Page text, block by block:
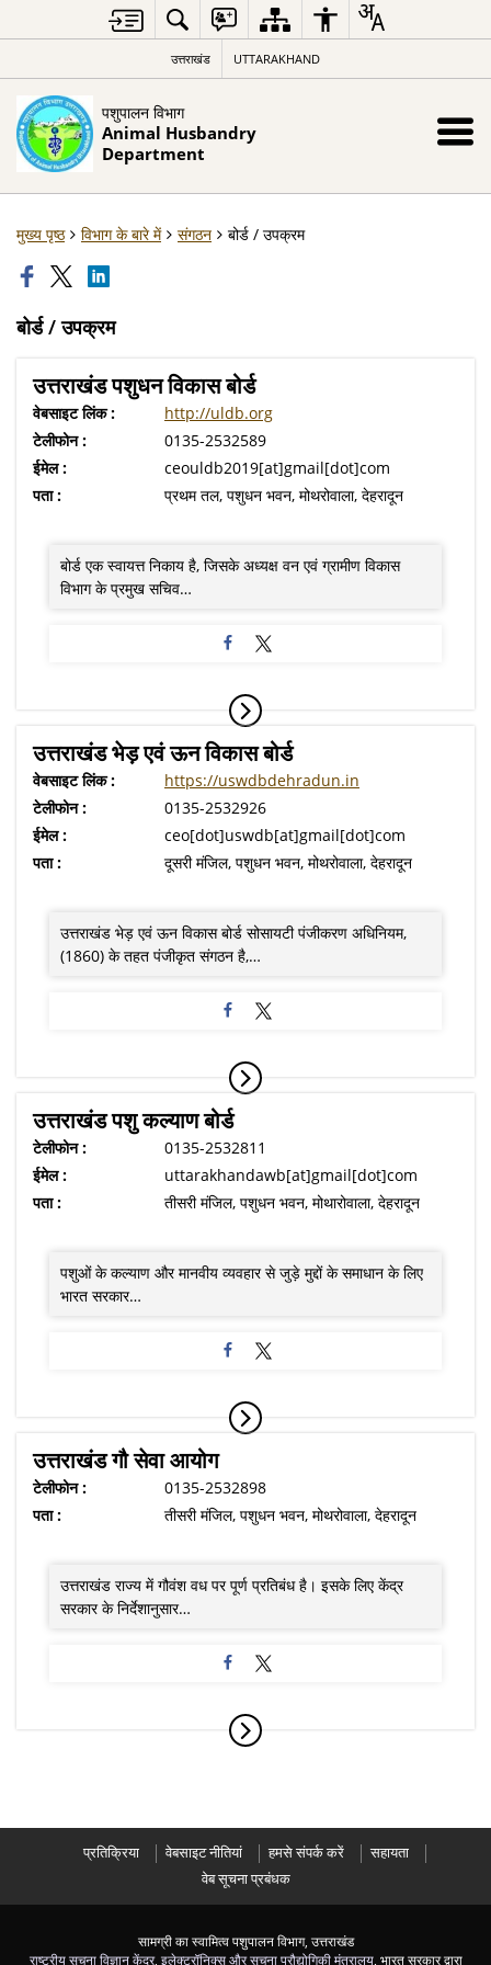
उत्तराखंड UTTARAKHAND
पशुपालन विभाग
Animal Husbandry
Department
मुख्य पृष्ठ विभाग के बारे में संगठन बोर्ड / उपक्रम
बोर्ड / उपक्रम
उत्तराखंड पशुधन विकास बोर्ड
वेबसाइट लिंक :
http://uldb.org
टेलीफोन :
0135-2532589
ईमेल :
ceouldb2019[at]gmail[dot]com
पता :
प्रथम तल, पशुधन भवन, मोथरोवाला, देहरादून
बोर्ड एक स्वायत्त निकाय है, जिसके अध्यक्ष वन एवं ग्रामीण विकास
विभाग के प्रमुख सचिव…
उत्तराखंड भेड़ एवं ऊन विकास बोर्ड
वेबसाइट लिंक :
https://uswdbdehradun.in
टेलीफोन :
0135-2532926
ईमेल :
ceo[dot]uswdb[at]gmail[dot]com
पता :
दूसरी मंजिल, पशुधन भवन, मोथरोवाला, देहरादून
उत्तराखंड भेड़ एवं ऊन विकास बोर्ड सोसायटी पंजीकरण अधिनियम,
(1860) के तहत पंजीकृत संगठन है,…
उत्तराखंड पशु कल्याण बोर्ड
टेलीफोन :
0135-2532811
ईमेल :
uttarakhandawb[at]gmail[dot]com
पता :
तीसरी मंजिल, पशुधन भवन, मोथारोवाला, देहरादून
पशुओं के कल्याण और मानवीय व्यवहार से जुड़े मुद्दों के समाधान के लिए
भारत सरकार…
उत्तराखंड गौ सेवा आयोग
टेलीफोन :
0135-2532898
पता :
तीसरी मंजिल, पशुधन भवन, मोथरोवाला, देहरादून
उत्तराखंड राज्य में गौवंश वध पर पूर्ण प्रतिबंध है। इसके लिए केंद्र
सरकार के निर्देशानुसार…
प्रतिक्रिया वेबसाइट नीतियां हमसे संपर्क करें
सहायता
वेब सूचना प्रबंधक
सामग्री का स्वामित्व पशुपालन विभाग, उत्तराखंड
राष्ट्रीय सूचना विज्ञान केंद्र, इलेक्ट्रॉनिक्स और सूचना प्रौद्योगिकी मंत्रालय, भारत सरकार द्वारा